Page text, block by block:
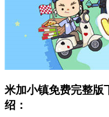
米加小镇免费完整版
绍：